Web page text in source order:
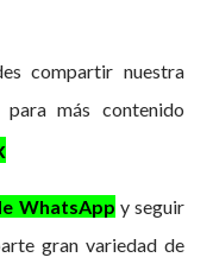
compartir nuestra
más contenido
WhatsApp y seguir
gran variedad de